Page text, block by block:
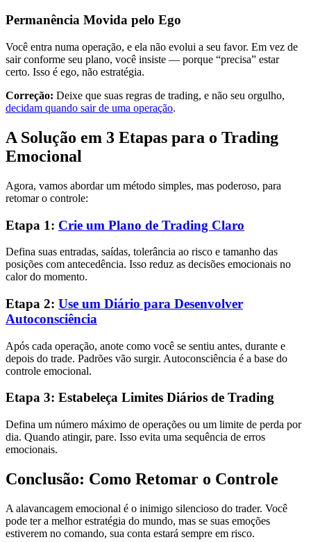
Permanência Movida pelo Ego
Você entra numa operação, e ela não evolui a seu favor. Em vez de
sair conforme seu plano, você insiste — porque “precisa” estar
certo. Isso é ego, não estratégia.
Correção: Deixe que suas regras de trading, e não seu orgulho,
decidam quando sair de uma operação.
A Solução em 3 Etapas para o Trading
Emocional
Agora, vamos abordar um método simples, mas poderoso, para
retomar o controle:
Etapa 1: Crie um Plano de Trading Claro
Defina suas entradas, saídas, tolerância ao risco e tamanho das
posições com antecedência. Isso reduz as decisões emocionais no
calor do momento.
Etapa 2: Use um Diário para Desenvolver
Autoconsciência
Após cada operação, anote como você se sentiu antes, durante e
depois do trade. Padrões vão surgir. Autoconsciência é a base do
controle emocional.
Etapa 3: Estabeleça Limites Diários de Trading
Defina um número máximo de operações ou um limite de perda por
dia. Quando atingir, pare. Isso evita uma sequência de erros
emocionais.
Conclusão: Como Retomar o Controle
A alavancagem emocional é o inimigo silencioso do trader. Você
pode ter a melhor estratégia do mundo, mas se suas emoções
estiverem no comando, sua conta estará sempre em risco.